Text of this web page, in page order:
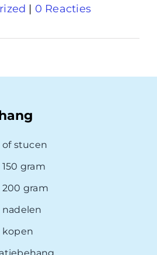
| 0 Reacties
stucen
gram
gram
kopen